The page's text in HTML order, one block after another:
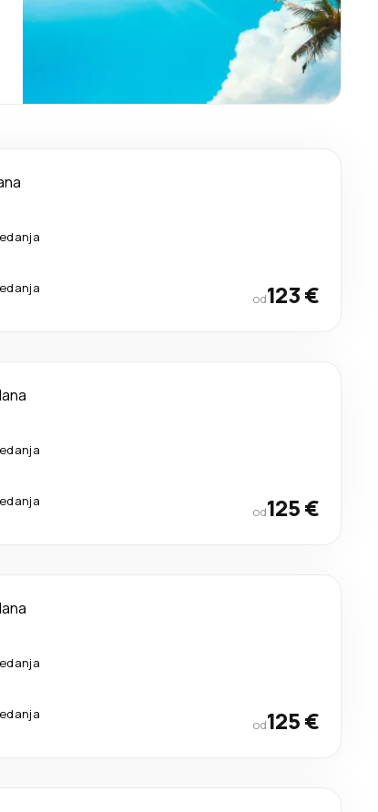
od123 €
od125 €
od125 €